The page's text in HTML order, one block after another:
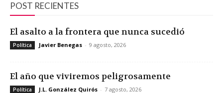
POST RECIENTES
El asalto a la frontera que nunca sucedió
Política Javier Benegas - 9 agosto, 2026
El año que viviremos peligrosamente
Política J.L. González Quirós - 7 agosto, 2026